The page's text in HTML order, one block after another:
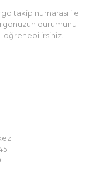
takip numarası ile
durumunu
öğrenebilirsiniz.